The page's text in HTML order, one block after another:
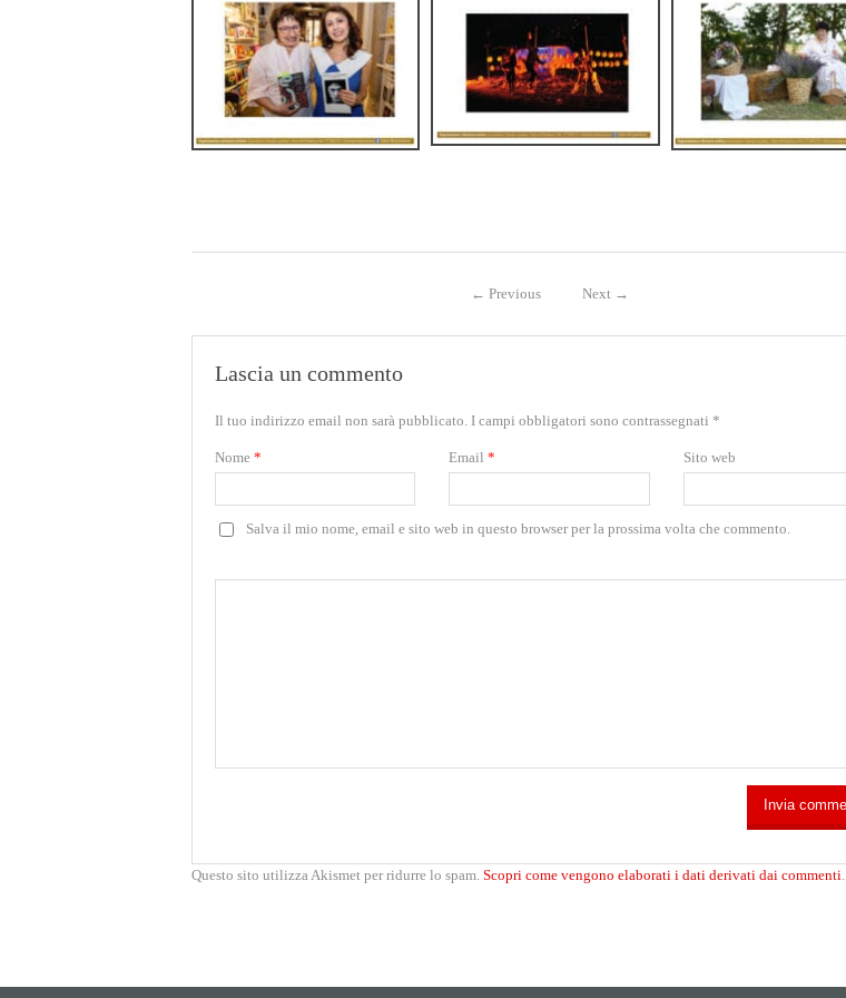
← Previous Next →
Lascia un commento
Il tuo indirizzo email non sarà pubblicato. I campi obbligatori sono contrassegnati *
Nome * Email* Sito web
Salva il mio nome, email e sito web in questo browser per la prossima volta che commento.
Questo sito utilizza Akismet per ridurre lo spam. Scopri come vengono elaborati i dati derivati dai commenti.